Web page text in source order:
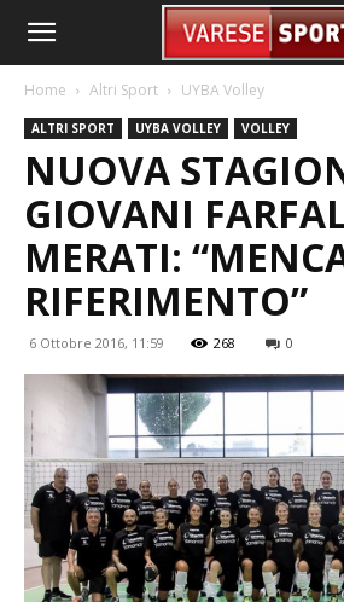
Home Altri Sport UYBA Volley
ALTRI SPORT UYBA VOLLEY VOLLEY
NUOVA
GIOVANI
MERATI:
RIFERIMENTO”
6 Ottobre 2016, 11:59 268 0